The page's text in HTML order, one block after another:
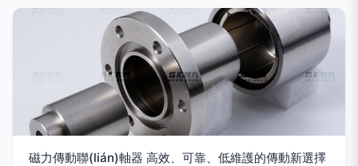
磁力傳動聯(lián)軸器 高效、可靠、低維護的傳動新選擇